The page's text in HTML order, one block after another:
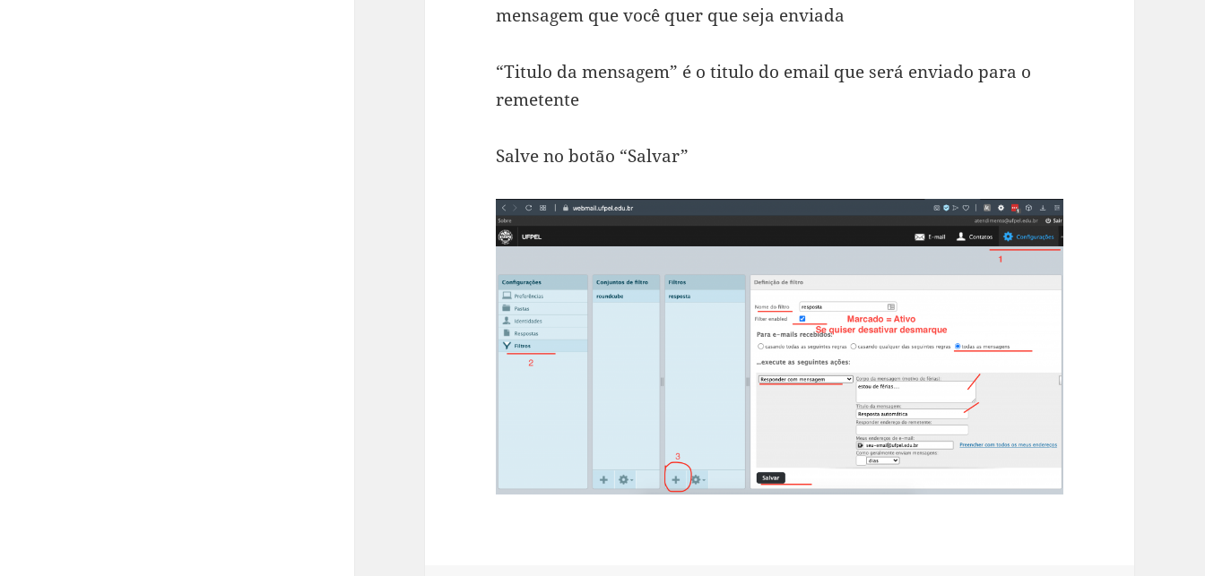
mensagem que você quer que seja enviada
“Titulo da mensagem” é o titulo do email que será enviado para o
remetente
Salve no botão “Salvar”